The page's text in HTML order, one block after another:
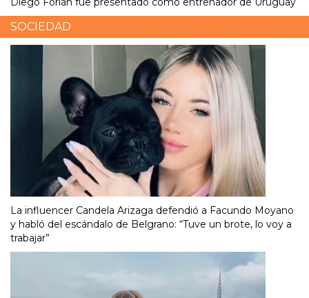
SOCIEDAD
La influencer Candela Arizaga defendió a Facundo Moyano
y habló del escándalo de Belgrano: “Tuve un brote, lo voy a
trabajar”